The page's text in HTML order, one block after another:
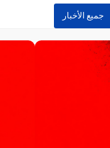
جميع الأخبار